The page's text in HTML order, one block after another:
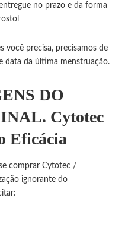
no prazo e da forma
você precisa, precisamos de
data da última menstruação.
DO
Cytotec
Eficácia
comprar Cytotec /
ignorante do